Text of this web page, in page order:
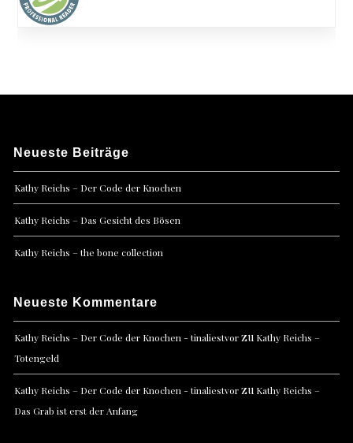
Neueste Beiträge
Kathy Reichs – Der Code der Knochen
Kathy Reichs – Das Gesicht des Bösen
Kathy Reichs – the bone collection
Neueste Kommentare
Kathy Reichs – Der Code der Knochen - tinaliestvorzu Kathy Reichs –
Totengeld
Kathy Reichs – Der Code der Knochen - tinaliestvorzu Kathy Reichs –
Das Grab ist erst der Anfang